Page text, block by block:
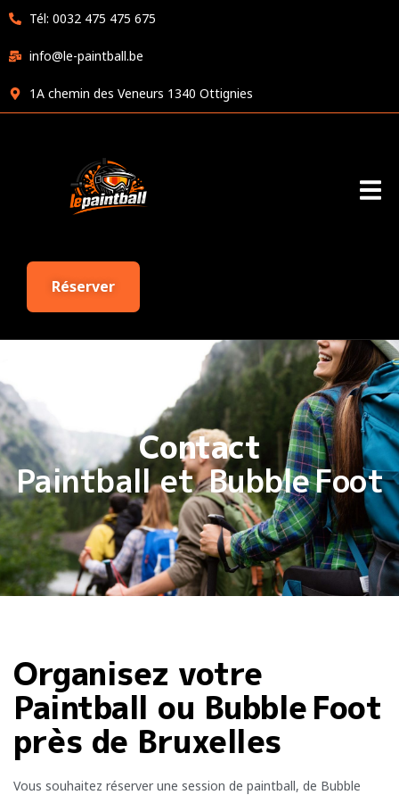
Tél: 0032 475 475 675
info@le-paintball.be
1A chemin des Veneurs 1340 Ottignies
Réserver
Contact
Paintball et Bubble Foot
Organisez votre
Paintball ou Bubble Foot
près de Bruxelles
Vous souhaitez réserver une session de paintball, de Bubble